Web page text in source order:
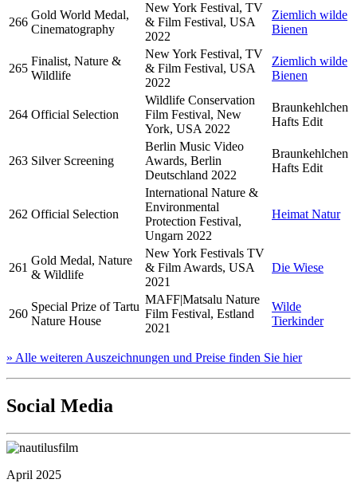
266
Gold World Medal,
Cinematography
New York Festival, TV
& Film Festival, USA
2022
Ziemlich wilde
Bienen
265
Finalist, Nature &
Wildlife
New York Festival, TV
& Film Festival, USA
2022
Ziemlich wilde
Bienen
264 Official Selection
Wildlife Conservation
Film Festival, New
York, USA 2022
Braunkehlchen
Hafts Edit
263 Silver Screening
Berlin Music Video
Awards, Berlin
Deutschland 2022
Braunkehlchen
Hafts Edit
262 Official Selection
International Nature &
Environmental
Protection Festival,
Ungarn 2022
Heimat Natur
261
Gold Medal, Nature
& Wildlife
New York Festivals TV
& Film Awards, USA
2021
Die Wiese
260
Special Prize of Tartu
Nature House
MAFF|Matsalu Nature
Film Festival, Estland
2021
Wilde
Tierkinder
» Alle weiteren Auszeichnungen und Preise finden Sie hier
Social Media
April 2025